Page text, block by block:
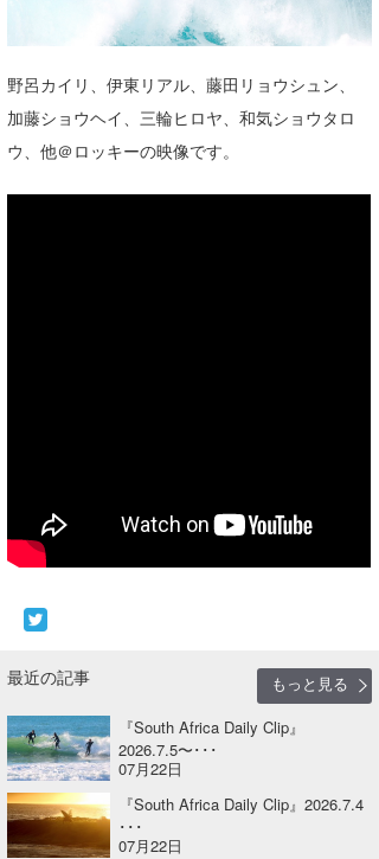
今月のプレゼント
野呂カイリ、伊東リアル、藤田リョウシュン、
加藤ショウヘイ、三輪ヒロヤ、和気ショウタロ
ウ、他＠ロッキーの映像です。
最近の記事
もっと見る
『South Africa Daily Clip』
2026.7.5〜･･･
07月22日
『South Africa Daily Clip』2026.7.4
･･･
07月22日
千葉北
伊豆
千葉南
大阪
ルール＆How to
VOTE!
Core Surf Japan
Yasunari Inoue
Yoshiyuki Obata
arukasvision
DELTA FORCE SURF
Colors MAGAZINE
WAVAL
福島寿実子
中浦“JET”章
嵯峨明日香
進士剛光
波伝説スタッフ
☆加藤
+☆maki☆+
Aichan
波伝説